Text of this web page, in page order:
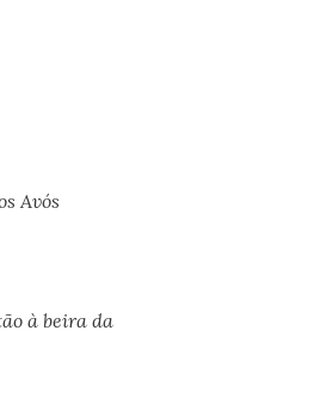
Avós
à beira da